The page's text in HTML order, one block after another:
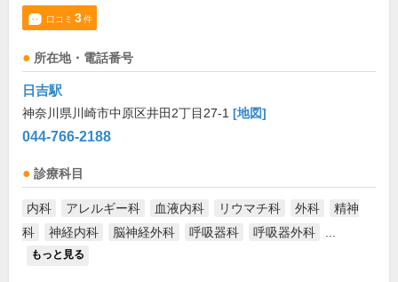
口コミ 3件
所在地・電話番号
日吉駅
神奈川県川崎市中原区井田2丁目27-1 [地図]
044-766-2188
診療科目
内科 アレルギー科 血液内科 リウマチ科 外科
精神
科
神経内科 脳神経外科 呼吸器科 呼吸器外科
もっと見る